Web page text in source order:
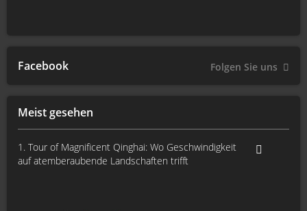
Meist gesehen
1. Tour of Magnificent Qinghai: Wo Geschwindigkeit
auf atemberaubende Landschaften trifft
Facebook Folgen Sie uns